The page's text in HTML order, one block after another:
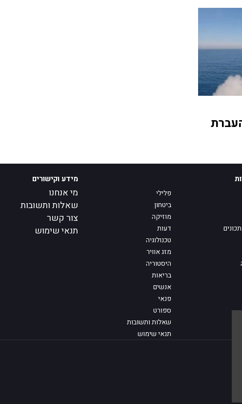
פלילי
ביטחון
מוזיקה
דעות
טכנולוגיה
מזג אוויר
היסטוריה
בריאות
אנשים
פנאי
ספורט
שאלות ותשובות
תנאי שימוש
מידע וקישורים
מי אנחנו
שאלות ותשובות
צור קשר
תנאי שימוש